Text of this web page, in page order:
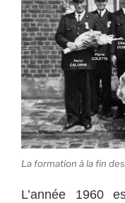
La formation à la fin
L’année 1960